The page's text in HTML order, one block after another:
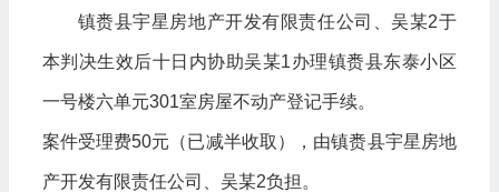
镇赉县宇星房地产开发有限责任公司、吴某2于
本判决生效后十日内协助吴某1办理镇赉县东泰小区
一号楼六单元301室房屋不动产登记手续。
案件受理费50元（已减半收取），由镇赉县宇星房地
产开发有限责任公司、吴某2负担。